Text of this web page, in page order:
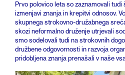
Prvo polovico leta so zaznamovali
izmenjavi znanja in krepitvi odnosov.
skupnega strokovno-družabnega
skozi neformalno druženje utrjevali
smo sodelovali tudi na strokovnih
družbene odgovornosti in razvoja
pridobljena znanja prenašali v naše